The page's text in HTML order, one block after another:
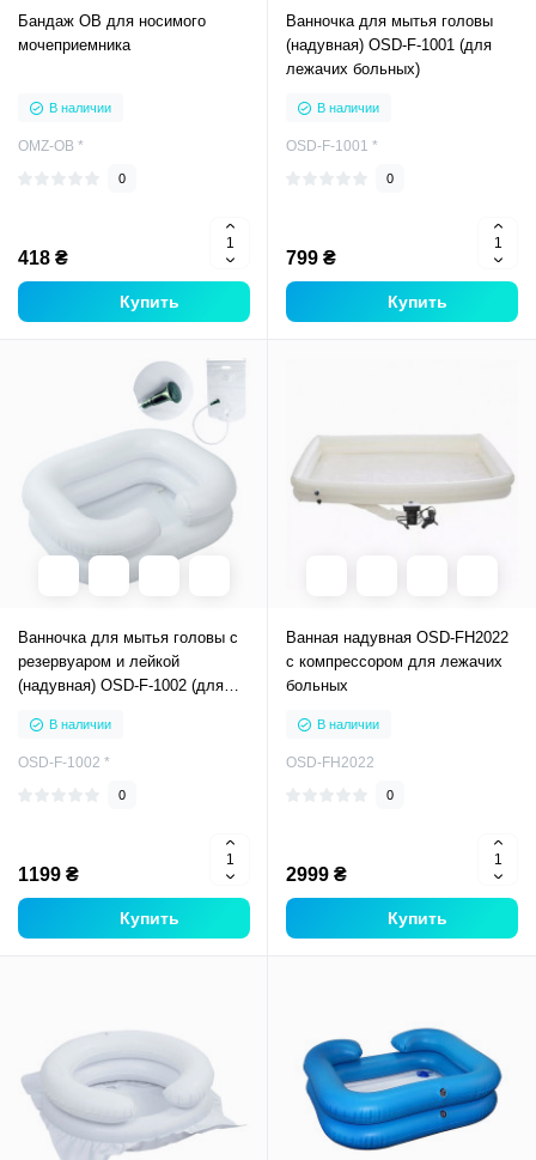
Бандаж OB для носимого
мочеприемника
В наличии
OMZ-OB *
0
418 ₴
Купить
Ванночка для мытья головы
(надувная) OSD-F-1001 (для
лежачих больных)
В наличии
OSD-F-1001 *
0
799 ₴
Купить
Ванночка для мытья головы с
резервуаром и лейкой
(надувная) OSD-F-1002 (для
В наличии
OSD-F-1002 *
0
1199 ₴
Купить
Ванная надувная OSD-FH2022
с компрессором для лежачих
больных
В наличии
OSD-FH2022
0
2999 ₴
Купить